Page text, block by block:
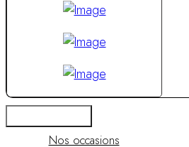
Nos occasions